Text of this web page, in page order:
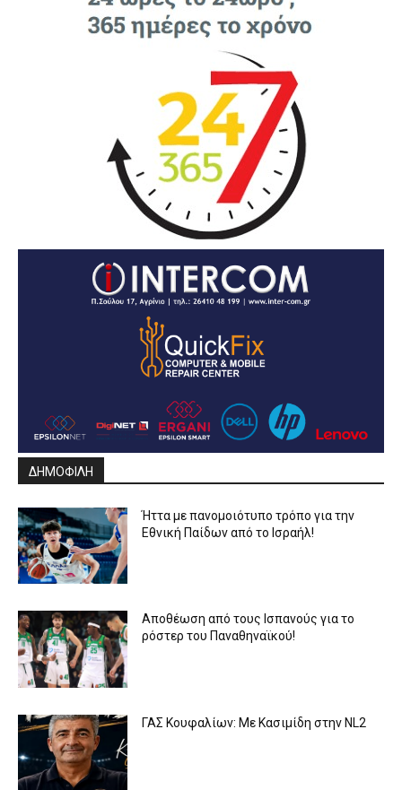
ΔΗΜΟΦΙΛΗ
Ήττα με πανομοιότυπο τρόπο για την
Εθνική Παίδων από το Ισραήλ!
Αποθέωση από τους Ισπανούς για το
ρόστερ του Παναθηναϊκού!
ΓΑΣ Κουφαλίων: Με Κασιμίδη στην NL2